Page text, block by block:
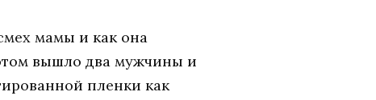
мамы и как она
вышло два мужчины и
пленки как